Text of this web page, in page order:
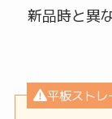
新品時と異
平板ストレ